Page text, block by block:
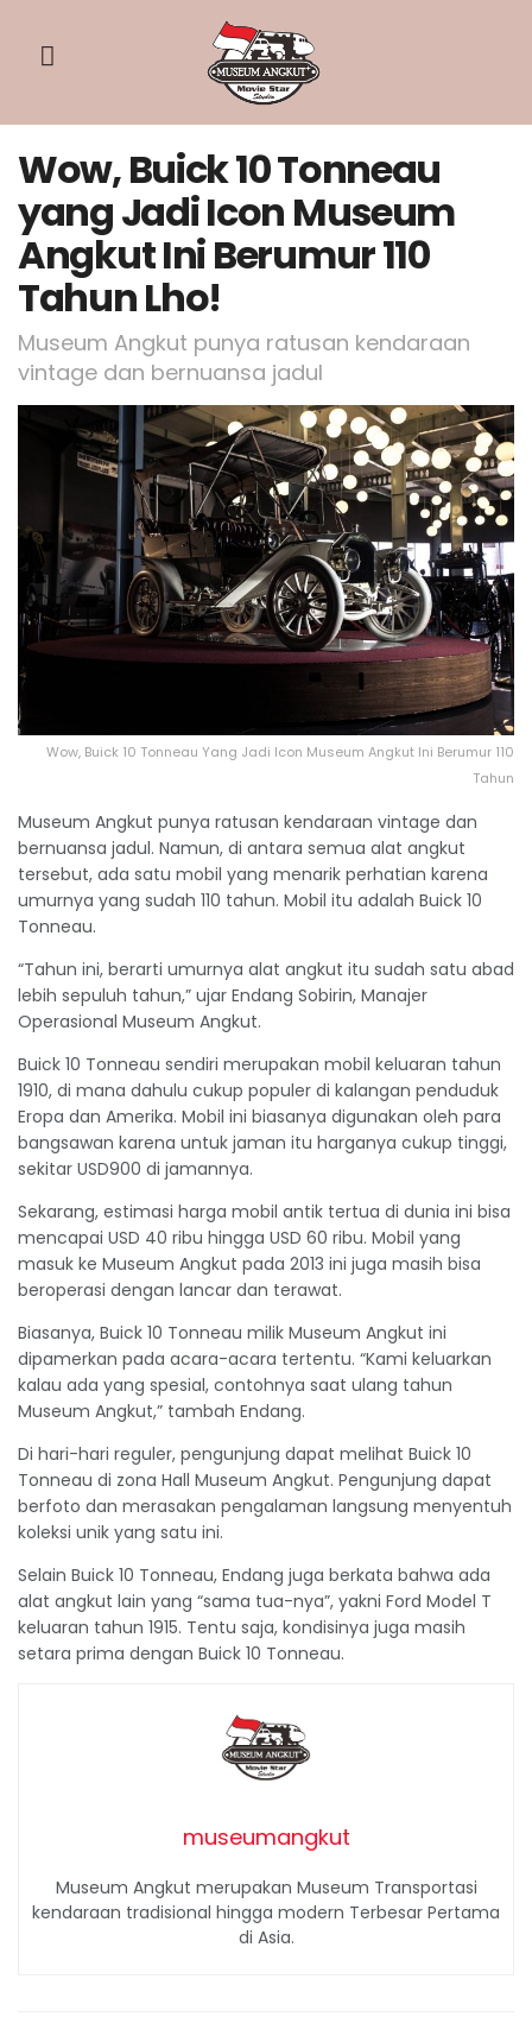
Wow, Buick 10 Tonneau
yang Jadi Icon Museum
Angkut Ini Berumur 110
Tahun Lho!
Museum Angkut punya ratusan kendaraan
vintage dan bernuansa jadul
Wow, Buick 10 Tonneau Yang Jadi Icon Museum Angkut Ini Berumur 110
Tahun
Museum Angkut punya ratusan kendaraan vintage dan
bernuansa jadul. Namun, di antara semua alat angkut
tersebut, ada satu mobil yang menarik perhatian karena
umurnya yang sudah 110 tahun. Mobil itu adalah Buick 10
Tonneau.
“Tahun ini, berarti umurnya alat angkut itu sudah satu abad
lebih sepuluh tahun,” ujar Endang Sobirin, Manajer
Operasional Museum Angkut.
Buick 10 Tonneau sendiri merupakan mobil keluaran tahun
1910, di mana dahulu cukup populer di kalangan penduduk
Eropa dan Amerika. Mobil ini biasanya digunakan oleh para
bangsawan karena untuk jaman itu harganya cukup tinggi,
sekitar USD900 di jamannya.
Sekarang, estimasi harga mobil antik tertua di dunia ini bisa
mencapai USD 40 ribu hingga USD 60 ribu. Mobil yang
masuk ke Museum Angkut pada 2013 ini juga masih bisa
beroperasi dengan lancar dan terawat.
Biasanya, Buick 10 Tonneau milik Museum Angkut ini
dipamerkan pada acara-acara tertentu. “Kami keluarkan
kalau ada yang spesial, contohnya saat ulang tahun
Museum Angkut,” tambah Endang.
Di hari-hari reguler, pengunjung dapat melihat Buick 10
Tonneau di zona Hall Museum Angkut. Pengunjung dapat
berfoto dan merasakan pengalaman langsung menyentuh
koleksi unik yang satu ini.
Selain Buick 10 Tonneau, Endang juga berkata bahwa ada
alat angkut lain yang “sama tua-nya”, yakni Ford Model T
keluaran tahun 1915. Tentu saja, kondisinya juga masih
setara prima dengan Buick 10 Tonneau.
museumangkut
Museum Angkut merupakan Museum Transportasi
kendaraan tradisional hingga modern Terbesar Pertama
di Asia.